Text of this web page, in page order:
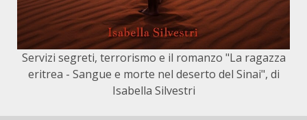
Servizi segreti, terrorismo e il romanzo "La ragazza
eritrea - Sangue e morte nel deserto del Sinai", di
Isabella Silvestri